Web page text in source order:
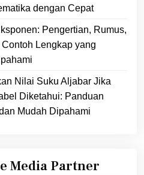
dengan Cepat
Pengertian, Rumus,
Contoh Lengkap yang
Nilai Suku Aljabar Jika
Diketahui: Panduan
Mudah Dipahami
Media Partner